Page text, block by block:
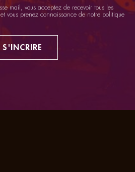
mail, vous acceptez de recevoir tous les
vous prenez connaissance de notre politique
S'INCRIRE